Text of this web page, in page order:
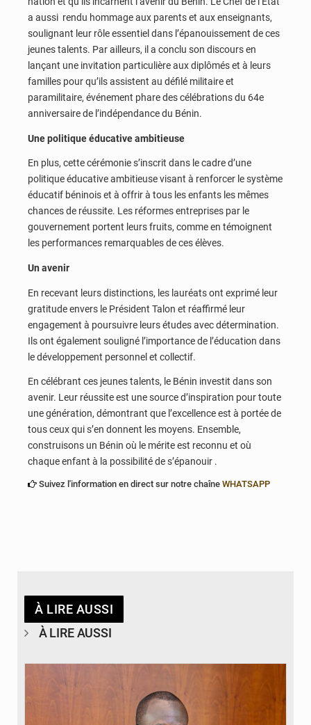
a aussi rendu hommage aux parents et aux enseignants,
soulignant leur rôle essentiel dans l’épanouissement de ces
jeunes talents. Par ailleurs, il a conclu son discours en
lançant une invitation particulière aux diplômés et à leurs
familles pour qu’ils assistent au défilé militaire et
paramilitaire, événement phare des célébrations du 64e
anniversaire de l’indépendance du Bénin.
Une politique éducative ambitieuse
En plus, cette cérémonie s’inscrit dans le cadre d’une
politique éducative ambitieuse visant à renforcer le système
éducatif béninois et à offrir à tous les enfants les mêmes
chances de réussite. Les réformes entreprises par le
gouvernement portent leurs fruits, comme en témoignent
les performances remarquables de ces élèves.
Un avenir
En recevant leurs distinctions, les lauréats ont exprimé leur
gratitude envers le Président Talon et réaffirmé leur
engagement à poursuivre leurs études avec détermination.
Ils ont également souligné l’importance de l’éducation dans
le développement personnel et collectif.
En célébrant ces jeunes talents, le Bénin investit dans son
avenir. Leur réussite est une source d’inspiration pour toute
une génération, démontrant que l’excellence est à portée de
tous ceux qui s’en donnent les moyens. Ensemble,
construisons un Bénin où le mérite est reconnu et où
chaque enfant à la possibilité de s’épanouir .
Suivez l'information en direct sur notre chaîne WHATSAPP
À LIRE AUSSI
À LIRE AUSSI